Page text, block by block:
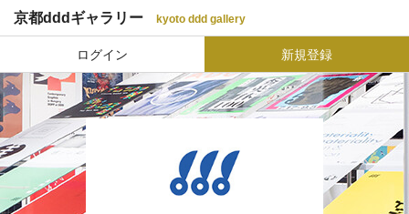
京都dddギャラリー kyoto ddd gallery
ログイン 新規登録